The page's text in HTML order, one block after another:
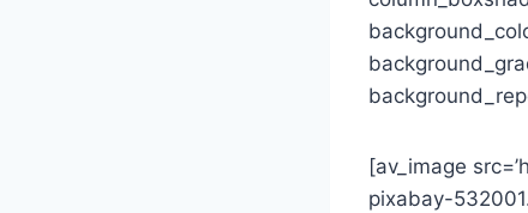
[av_image
pixabay-